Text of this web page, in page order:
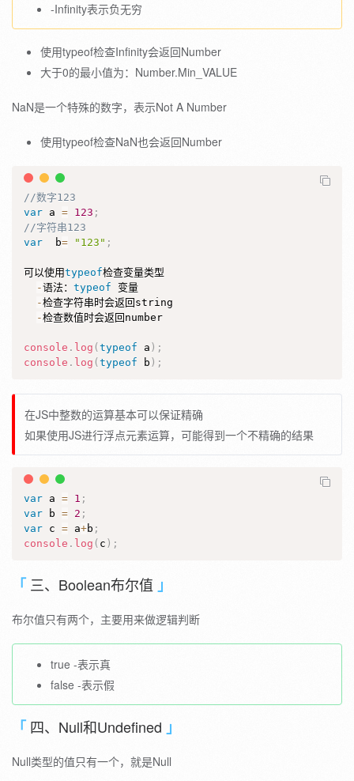
-Infinity表示负无穷
使用typeof检查Infinity会返回Number
大于0的最小值为：Number.Min_VALUE
NaN是一个特殊的数字，表示Not A Number
使用typeof检查NaN也会返回Number
//数字123
var a = 123 ;
//字符串123
var
  b
= "123" ;
可以使用typeof检查变量类型
-语法： typeof 变量
-检查字符串时会返回string
-检查数值时会返回number
console . log ( typeof a ) ;
console . log ( typeof b ) ;
在JS中整数的运算基本可以保证精确
如果使用JS进行浮点元素运算，可能得到一个不精确的结果
var a = 1 ;
var b = 2 ;
var c = a+b ;
console . log ( c ) ;
三、Boolean布尔值
布尔值只有两个，主要用来做逻辑判断
true -表示真
false -表示假
四、Null和Undefined
Null类型的值只有一个，就是Null